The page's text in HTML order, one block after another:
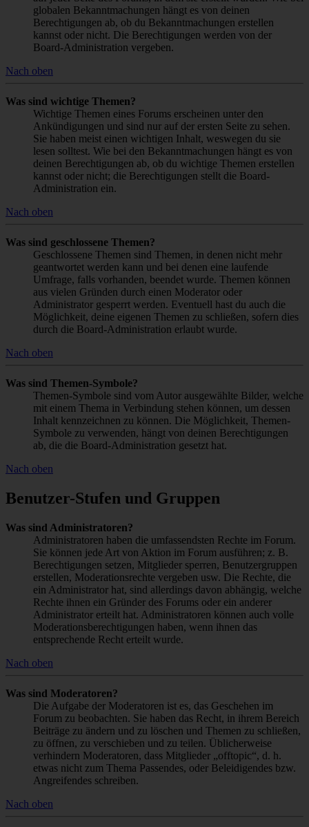
globalen Bekanntmachungen hängt es von deinen
Berechtigungen ab, ob du Bekanntmachungen erstellen
kannst oder nicht. Die Berechtigungen werden von der
Board-Administration vergeben.
Nach oben
Was sind wichtige Themen?
Wichtige Themen eines Forums erscheinen unter den
Ankündigungen und sind nur auf der ersten Seite zu sehen.
Sie haben meist einen wichtigen Inhalt, weswegen du sie
lesen solltest. Wie bei den Bekanntmachungen hängt es von
deinen Berechtigungen ab, ob du wichtige Themen erstellen
kannst oder nicht; die Berechtigungen stellt die Board-
Administration ein.
Nach oben
Was sind geschlossene Themen?
Geschlossene Themen sind Themen, in denen nicht mehr
geantwortet werden kann und bei denen eine laufende
Umfrage, falls vorhanden, beendet wurde. Themen können
aus vielen Gründen durch einen Moderator oder
Administrator gesperrt werden. Eventuell hast du auch die
Möglichkeit, deine eigenen Themen zu schließen, sofern dies
durch die Board-Administration erlaubt wurde.
Nach oben
Was sind Themen-Symbole?
Themen-Symbole sind vom Autor ausgewählte Bilder, welche
mit einem Thema in Verbindung stehen können, um dessen
Inhalt kennzeichnen zu können. Die Möglichkeit, Themen-
Symbole zu verwenden, hängt von deinen Berechtigungen
ab, die die Board-Administration gesetzt hat.
Nach oben
Benutzer-Stufen und Gruppen
Was sind Administratoren?
Administratoren haben die umfassendsten Rechte im Forum.
Sie können jede Art von Aktion im Forum ausführen; z. B.
Berechtigungen setzen, Mitglieder sperren, Benutzergruppen
erstellen, Moderationsrechte vergeben usw. Die Rechte, die
ein Administrator hat, sind allerdings davon abhängig, welche
Rechte ihnen ein Gründer des Forums oder ein anderer
Administrator erteilt hat. Administratoren können auch volle
Moderationsberechtigungen haben, wenn ihnen das
entsprechende Recht erteilt wurde.
Nach oben
Was sind Moderatoren?
Die Aufgabe der Moderatoren ist es, das Geschehen im
Forum zu beobachten. Sie haben das Recht, in ihrem Bereich
Beiträge zu ändern und zu löschen und Themen zu schließen,
zu öffnen, zu verschieben und zu teilen. Üblicherweise
verhindern Moderatoren, dass Mitglieder „offtopic“, d. h.
etwas nicht zum Thema Passendes, oder Beleidigendes bzw.
Angreifendes schreiben.
Nach oben